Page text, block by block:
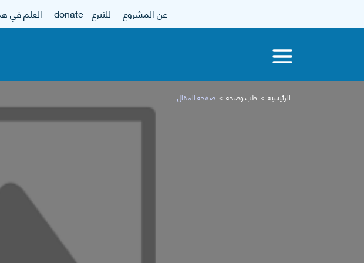
عن المشروع للتبرع - donate العلم في
الرئيسية طب وصحة صفحة المقال